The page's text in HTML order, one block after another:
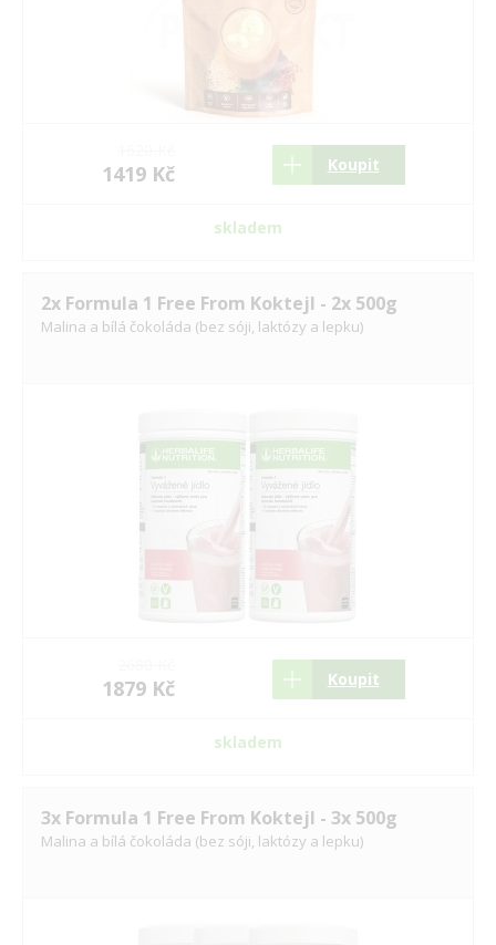
1419 Kč Koupit
skladem
2x Formula 1 Free From Koktejl - 2x 500g
Malina a bílá čokoláda (bez sóji, laktózy a lepku)
1879 Kč Koupit
skladem
3x Formula 1 Free From Koktejl - 3x 500g
Malina a bílá čokoláda (bez sóji, laktózy a lepku)